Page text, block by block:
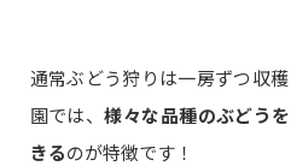
通常ぶどう狩りは一房ずつ収
園では、様々な品種のぶどう
きるのが特徴です！